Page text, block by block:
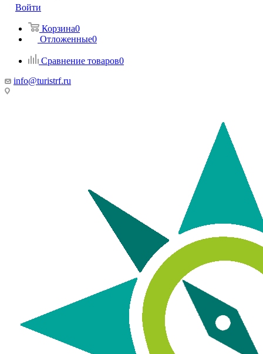
Войти
Корзина0
Отложенные0
Сравнение товаров0
info@turistrf.ru